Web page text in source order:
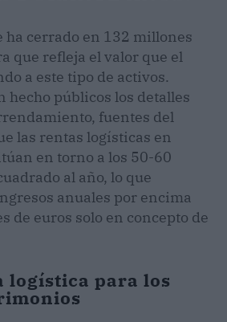
ha cerrado en 132 millones
que refleja el valor que el
a este tipo de activos.
hecho públicos los detalles
fuentes del
las rentas logísticas en
en torno a los 50-60
al año, lo que
anuales por encima
de euros solo en concepto de
logística para los